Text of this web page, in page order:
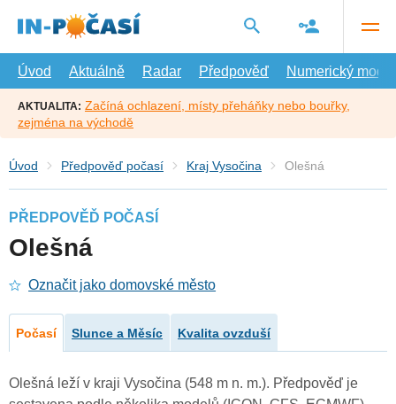
hlavní
Úvod
Aktuálně Radar Předpověď Numerický model
AKTUALITA: Začíná ochlazení, místy přeháňky nebo bouřky,
zejména na východě
Úvod Předpověď počasí Kraj Vysočina Olešná
PŘEDPOVĚĎ POČASÍ
Olešná
Označit jako domovské město
Počasí Slunce a Měsíc Kvalita ovzduší
Olešná leží v kraji Vysočina (548 m n. m.). Předpověď je